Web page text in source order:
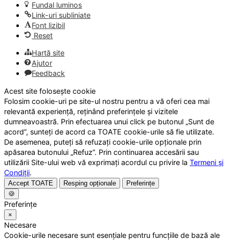
Fundal luminos
Link-uri subliniate
Font lizibil
Reset
Hartă site
Ajutor
Feedback
Acest site folosește cookie
Folosim cookie-uri pe site-ul nostru pentru a vă oferi cea mai
relevantă experiență, reținând preferințele și vizitele
dumneavoastră. Prin efectuarea unui click pe butonul „Sunt de
acord”, sunteți de acord ca TOATE cookie-urile să fie utilizate.
De asemenea, puteți să refuzați cookie-urile opționale prin
apăsarea butonului „Refuz”. Prin continuarea accesării sau
utilizării Site-ului web vă exprimați acordul cu privire la Termeni și
Condiții.
Accept TOATE Resping opționale
Preferințe
🍪
Preferințe
×
Necesare
Cookie-urile necesare sunt esențiale pentru funcțiile de bază ale